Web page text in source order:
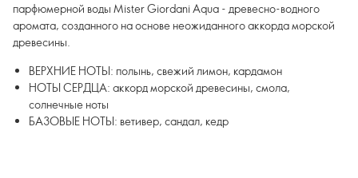
парфюмерной воды Mister Giordani Aqua - древесно-водного
аромата, созданного на основе неожиданного аккорда морской
древесины.
ВЕРХНИЕ НОТЫ: полынь, свежий лимон, кардамон
НОТЫ СЕРДЦА: аккорд морской древесины, смола,
солнечные ноты
БАЗОВЫЕ НОТЫ: ветивер, сандал, кедр